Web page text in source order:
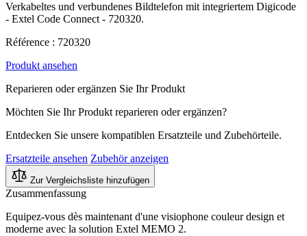
Verkabeltes und verbundenes Bildtelefon mit integriertem Digicode
- Extel Code Connect - 720320.
Référence : 720320
Produkt ansehen
Reparieren oder ergänzen Sie Ihr Produkt
Möchten Sie Ihr Produkt reparieren oder ergänzen?
Entdecken Sie unsere kompatiblen Ersatzteile und Zubehörteile.
Ersatzteile ansehen Zubehör anzeigen
Zur Vergleichsliste hinzufügen
Zusammenfassung
Equipez-vous dès maintenant d'une visiophone couleur design et
moderne avec la solution Extel MEMO 2.